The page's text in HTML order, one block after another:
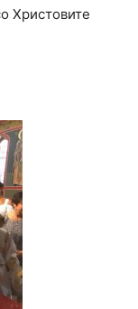
Христовите